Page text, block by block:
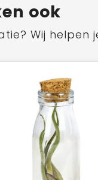
ook
Wij helpen